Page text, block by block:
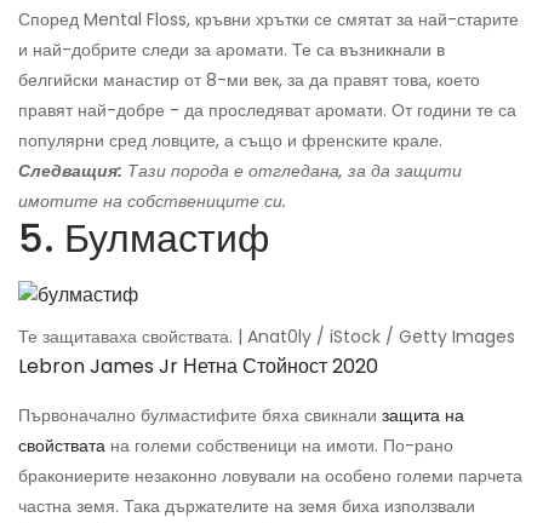
Според Mental Floss, кръвни хрътки се смятат за най-старите
и най-добрите следи за аромати. Те са възникнали в
белгийски манастир от 8-ми век, за да правят това, което
правят най-добре - да проследяват аромати. От години те са
популярни сред ловците, а също и френските крале.
Следващия: Тази порода е отгледана, за да защити
имотите на собствениците си.
5. Булмастиф
Те защитаваха свойствата. | Anat0ly / iStock / Getty Images
Lebron James Jr Нетна Стойност 2020
Първоначално булмастифите бяха свикнали защита на
свойствата на големи собственици на имоти. По-рано
бракониерите незаконно ловували на особено големи парчета
частна земя. Така държателите на земя биха използвали